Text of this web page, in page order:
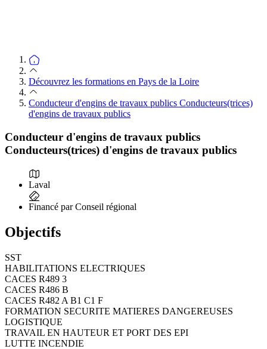
Découvrez les formations en Pays de la Loire
Conducteur d'engins de travaux publics Conducteurs(trices)
d'engins de travaux publics
Conducteur d'engins de travaux publics
Conducteurs(trices) d'engins de travaux publics
Laval
Financé par Conseil régional
Objectifs
SST
HABILITATIONS ELECTRIQUES
CACES R489 3
CACES R486 B
CACES R482 A B1 C1 F
FORMATION SECURITE MATIERES DANGEREUSES
LOGISTIQUE
TRAVAIL EN HAUTEUR ET PORT DES EPI
LUTTE INCENDIE